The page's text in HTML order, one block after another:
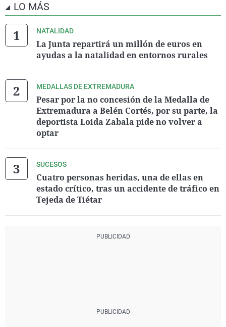
LO MÁS
NATALIDAD
La Junta repartirá un millón de euros en
ayudas a la natalidad en entornos rurales
MEDALLAS DE EXTREMADURA
Pesar por la no concesión de la Medalla de
Extremadura a Belén Cortés, por su parte, la
deportista Loida Zabala pide no volver a
optar
SUCESOS
Cuatro personas heridas, una de ellas en
estado crítico, tras un accidente de tráfico en
Tejeda de Tiétar